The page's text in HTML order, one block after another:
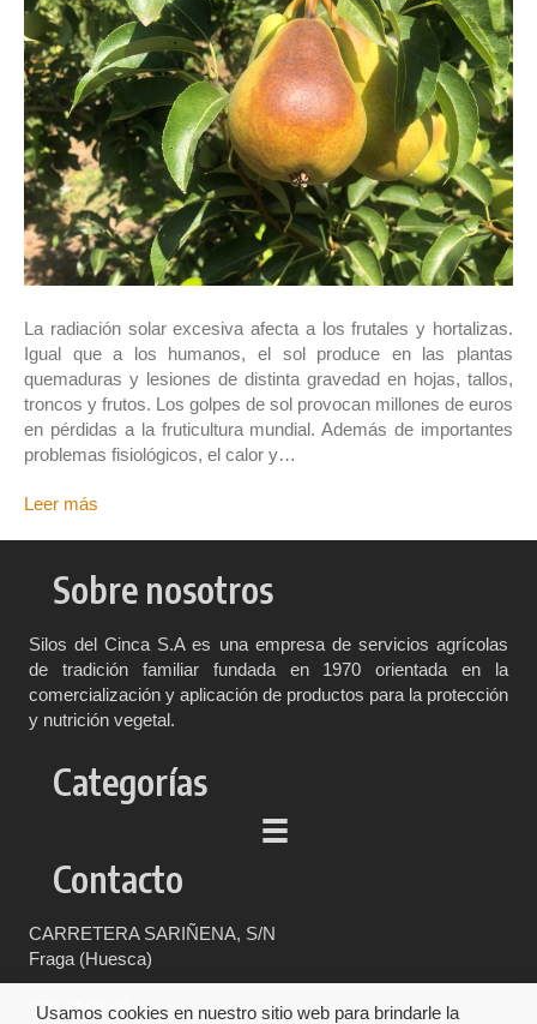
La radiación solar excesiva afecta a los frutales y hortalizas.
Igual que a los humanos, el sol produce en las plantas
quemaduras y lesiones de distinta gravedad en hojas, tallos,
troncos y frutos. Los golpes de sol provocan millones de euros
en pérdidas a la fruticultura mundial. Además de importantes
problemas fisiológicos, el calor y…
Leer más
Sobre nosotros
Silos del Cinca S.A es una empresa de servicios agrícolas
de tradición familiar fundada en 1970 orientada en la
comercialización y aplicación de productos para la protección
y nutrición vegetal.
Categorías
Contacto
CARRETERA SARIÑENA, S/N
Fraga (Huesca)
974 47 04 00
Usamos cookies en nuestro sitio web para brindarle la